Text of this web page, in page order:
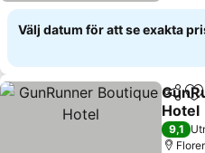
Välj datum för att se exakta
Dela
Hotel
Se
9,1